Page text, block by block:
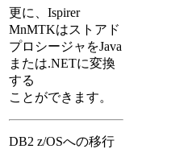
更に、Ispirer
MnMTKはストアド
プロシージャをJava
または.NETに変換
する
ことができます。
DB2 z/OSへの移行